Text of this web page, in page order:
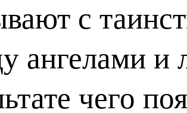
с
ангелами и
чего